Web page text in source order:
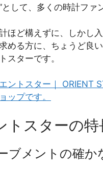
として、多くの時計ファ
ほど構えずに、しかし
める方に、ちょうど良
スターです。
ントスター｜ ORIENT
ップです。
トスターの特
ブメントの確か